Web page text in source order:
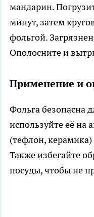
мандарин.
минут, затем
фольгой.
Ополосните и
Применение и
Фольга безопасна
используйте её на
(тефлон,
Также избегайте
посуды, чтобы не